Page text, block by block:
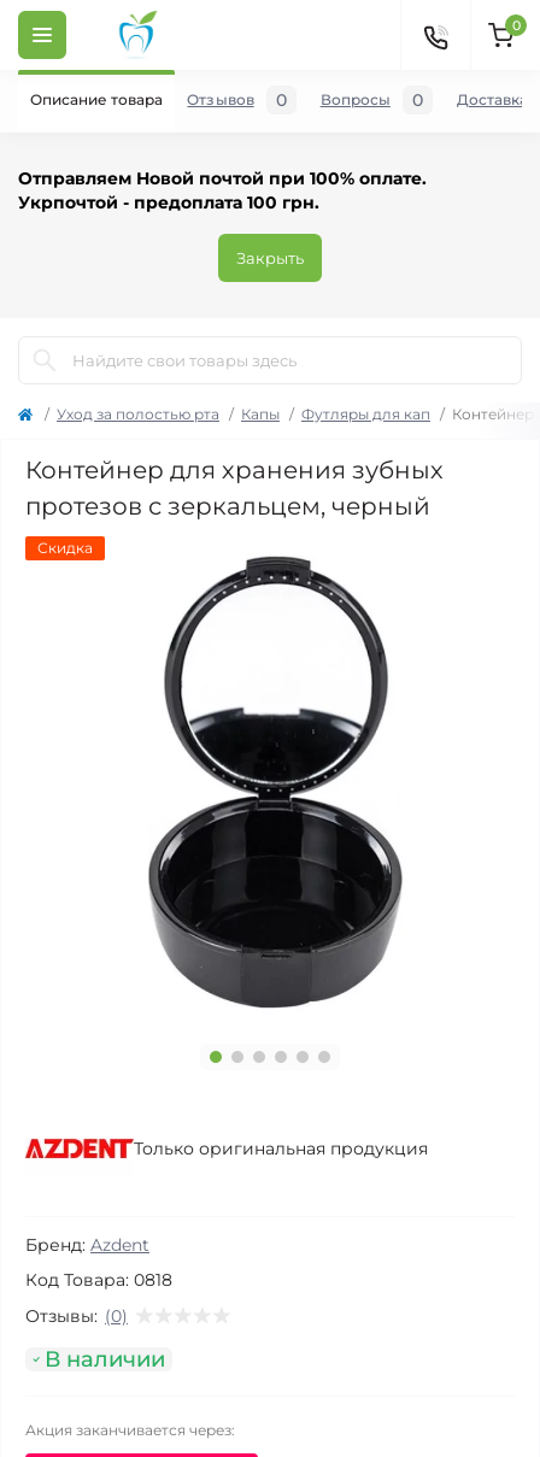
Отправляем Новой почтой при 100% оплате.
Укрпочтой - предоплата 100 грн.
Закрыть
0
Уход за полостью рта Капы Футляры для кап Контейнер
Контейнер для хранения зубных
протезов с зеркальцем, черный
Скидка
Только оригинальная продукция
Бренд: Azdent
Код Товара: 0818
Отзывы: (0)
В наличии
Акция заканчивается через:
Описание товара Отзывов 0 Вопросы 0 Доставка